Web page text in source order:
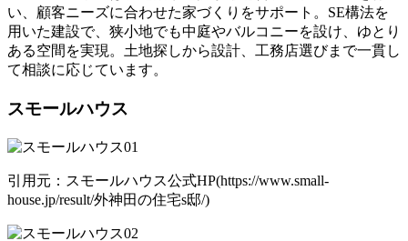
い、顧客ニーズに合わせた家づくりをサポート。SE構法を
用いた建設で、狭小地でも中庭やバルコニーを設け、ゆとり
ある空間を実現。土地探しから設計、工務店選びまで一貫し
て相談に応じています。
スモールハウス
引用元：スモールハウス公式HP(https://www.small-
house.jp/result/外神田の住宅s邸/)